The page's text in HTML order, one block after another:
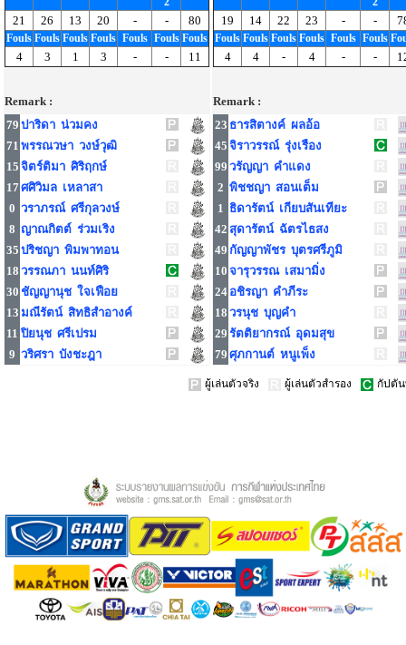
21 26 13 20 - - 80
Fouls Fouls Fouls Fouls Fouls Fouls Fouls
4 3 1 3 - - 11
Remark :
79 ปาริดา น่วมคง
71 พรรณวษา วงษ์วุฒิ
15 จิตร์ติมา ศิริฤกษ์
17 ศศิวิมล เหลาสา
0 วราภรณ์ ศรีกุลวงษ์
8 ญาณกิตต์ ร่วมเริง
35 ปริชญา พิมพาทอน
18 วรรณภา นนท์ศิริ
30 ชัญญานุช ใจเฟือย
13 มณีรัตน์ สิทธิสำอางค์
11 ปิยนุช ศรีเปรม
9 วริศรา บังชะฎา
19 14 22 23 - -
Fouls Fouls Fouls Fouls Fouls Fouls
4 4 - 4 - -
Remark :
23 ธารสิตางค์ ผลอ้อ
45 จิราวรรณ์ รุ่งเรือง
99 วรัญญา คำแดง
2 พิชชญา สอนเต็ม
1 ธิดารัตน์ เกียบสันเทียะ
42 สุดารัตน์ ฉัตรไธสง
49 กัญญาพัชร บุตรศรีภูมิ
10 จารุวรรณ เสมามิ่ง
24 อชิรญา คำภีระ
18 วรนุช บุญคำ
29 รัตติยากรณ์ อุดมสุข
79 ศุภกานต์ หนูเพ็ง
ผู้เล่นตัวจริง ผู้เล่นตัวสำรอง กัปตั